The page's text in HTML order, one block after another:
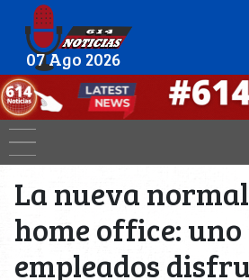
07 Ago 2026
La nueva
home office: uno
empleados